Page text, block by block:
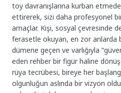
toy davranışlarına kurban
ettirerek, sizi daha profesyonel bir
amaçlar. Kişi, sosyal çevresinde
ferasetle okuyan, en zor anlarda
dümene geçen ve varlığıyla
eden rehber bir figür haline
rüya tecrübesi, bireye her
olgunluğun aslında bir vizyon